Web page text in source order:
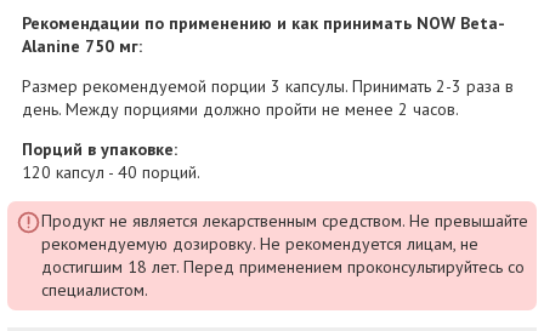
Рекомендации по применению и как принимать NOW Beta-
Alanine 750 мг:
Размер рекомендуемой порции 3 капсулы. Принимать 2-3 раза в
день. Между порциями должно пройти не менее 2 часов.
Порций в упаковке:
120 капсул - 40 порций.
Продукт не является лекарственным средством. Не превышайте
рекомендуемую дозировку. Не рекомендуется лицам, не
достигшим 18 лет. Перед применением проконсультируйтесь со
специалистом.